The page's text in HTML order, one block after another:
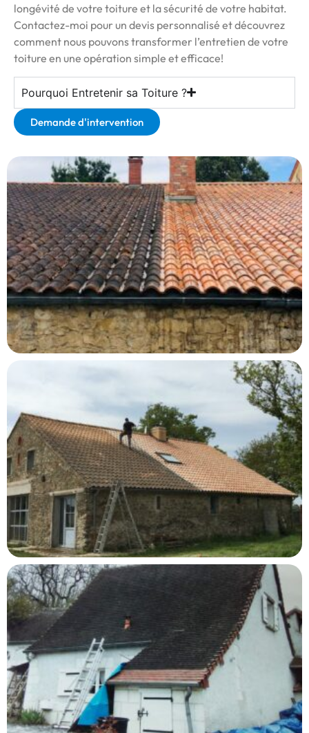
longévité de votre toiture et la sécurité de votre habitat.
Contactez-moi pour un devis personnalisé et découvrez
comment nous pouvons transformer l’entretien de votre
toiture en une opération simple et efficace!
Pourquoi Entretenir sa Toiture ?
Demande d'intervention